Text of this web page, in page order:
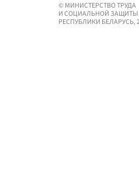
© МИНИСТЕРСТВО ТРУДА
И СОЦИАЛЬНОЙ ЗАЩИТЫ
РЕСПУБЛИКИ БЕЛАРУСЬ,